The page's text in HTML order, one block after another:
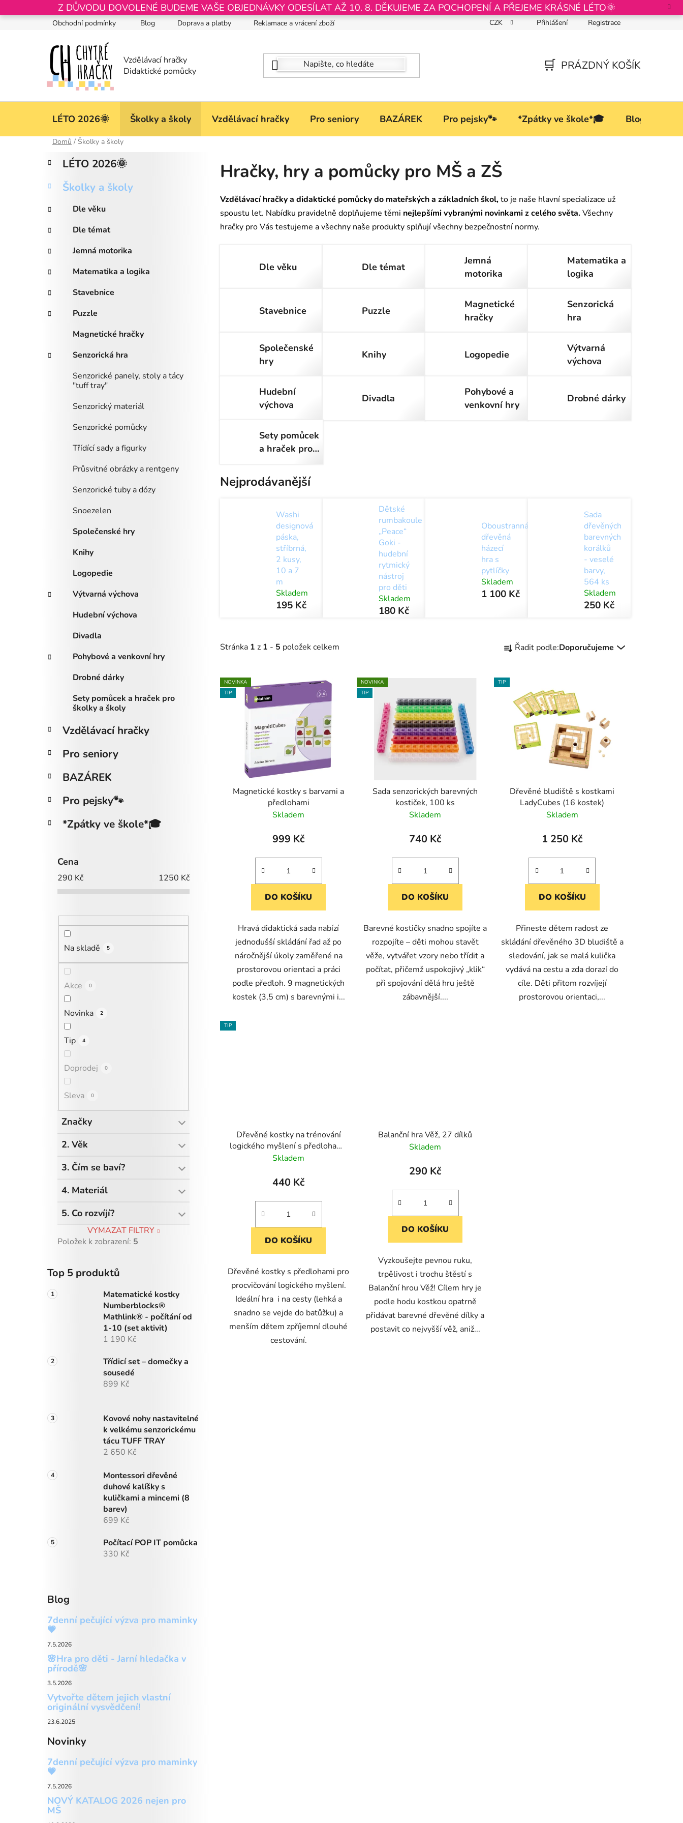
na
Z DŮVODU DOVOLENÉ BUDEME VAŠE OBJEDNÁVKY ODESÍLAT AŽ 10. 8. DĚKUJEME ZA POCHOPENÍ A PŘEJEME KRÁSNÉ LÉTO🌞
Obchodní podmínky Blog Doprava a platby Reklamace a vrácení zboží Podmínky ochrany osobních údajů
CZK Přihlášení Registrace
KOŠÍK
PRÁZDNÝ KOŠÍK
LÉTO 2026🌞 Školky a školy Vzdělávací hračky Pro seniory BAZÁREK Pro pejsky🐾 *Zpátky ve škole*🎓 Blog
Domů / Školky a školy
P
s
r
a
n
n
p
a
e
Přeskočit
kategorie
K
a
e
o
i
e
LÉTO 2026🌞
Školky a školy
Dle věku
Dle témat
Jemná motorika
Matematika a logika
Stavebnice
Puzzle
Magnetické hračky
Senzorická hra
Senzorické panely, stoly a tácy
"tuff tray"
Senzorický materiál
Senzorické pomůcky
Třídící sady a figurky
Průsvitné obrázky a rentgeny
Senzorické tuby a dózy
Snoezelen
Společenské hry
Knihy
Logopedie
Výtvarná výchova
Hudební výchova
Divadla
Pohybové a venkovní hry
Drobné dárky
Sety pomůcek a hraček pro
školky a školy
Vzdělávací hračky
Pro seniory
BAZÁREK
Pro pejsky🐾
*Zpátky ve škole*🎓
Cena
290 Kč 1250 Kč
Na skladě 5
Akce 0
Novinka 2
Tip 4
Doprodej 0
Sleva 0
Značky
2. Věk
3. Čím se baví?
4. Materiál
5. Co rozvíjí?
VYMAZAT FILTRY
Položek k zobrazení: 5
Top 5 produktů
Matematické kostky
Numberblocks®
Mathlink® - počítání od
1-10 (set aktivit)
1 190 Kč
Třídicí set – domečky a
sousedé
899 Kč
Kovové nohy nastavitelné
k velkému senzorickému
tácu TUFF TRAY
2 650 Kč
Montessori dřevěné
duhové kalíšky s
kuličkami a mincemi (8
barev)
699 Kč
Počítací POP IT pomůcka
330 Kč
Blog
7denní pečující výzva pro maminky
💗
7.5.2026
🌸Hra pro děti - Jarní hledačka v
přírodě🌸
3.5.2026
Vytvořte dětem jejich vlastní
originální vysvědčení!
23.6.2025
Novinky
7denní pečující výzva pro maminky
💗
7.5.2026
NOVÝ KATALOG 2026 nejen pro
MŠ
Hračky, hry a pomůcky pro MŠ a ZŠ
Vzdělávací hračky a didaktické pomůcky do mateřských a základních škol,to je naše hlavní specializace už
spoustu let. Nabídku pravidelně doplňujeme těmi nejlepšími vybranými novinkami z celého světa.Všechny
hračky pro Vás testujeme a všechny naše produkty splňují všechny bezpečnostní normy.
Dle věku Dle témat
Jemná
motorika
Matematika a
logika
Stavebnice Puzzle
Magnetické
hračky
Senzorická
hra
Společenské
hry
Knihy Logopedie
Výtvarná
výchova
Hudební
výchova
Divadla
Pohybové a
venkovní hry
Drobné dárky
Sety pomůcek
a hraček pro
Nejprodávanější
Washi
designová
páska,
stříbrná,
2 kusy,
10 a 7
m
Skladem
195 Kč
Dětské
rumbakoule
„Peace“
Goki -
hudební
rytmický
nástroj
pro děti
Skladem
180 Kč
Oboustranná
dřevěná
házecí
hra s
pytlíčky
Skladem
1 100 Kč
Sada
dřevěných
barevných
korálků
- veselé
barvy,
564 ks
Skladem
250 Kč
Stránka 1 z 1 - 5 položek celkem
a
e
n
Řadit podle:Doporučujeme
V
ý
NOVINKA
TIP
Magnetické kostky s barvami a
předlohami
Skladem
999 Kč
DO KOŠÍKU
Hravá didaktická sada nabízí
jednodušší skládání řad až po
náročnější úkoly zaměřené na
prostorovou orientaci a práci
podle předloh. 9 magnetických
kostek (3,5 cm) s barevnými i...
NOVINKA
TIP
Sada senzorických barevných
kostiček, 100 ks
Skladem
740 Kč
DO KOŠÍKU
Barevné kostičky snadno spojíte a
rozpojíte – děti mohou stavět
věže, vytvářet vzory nebo třídit a
počítat, přičemž uspokojivý „klik“
při spojování dělá hru ještě
zábavnější....
TIP
Dřevěné bludiště s kostkami
LadyCubes (16 kostek)
Skladem
1 250 Kč
DO KOŠÍKU
Přineste dětem radost ze
skládání dřevěného 3D bludiště a
sledování, jak se malá kulička
vydává na cestu a zda dorazí do
cíle. Děti přitom rozvíjejí
prostorovou orientaci,...
TIP
Dřevěné kostky na trénování
logického myšlení s předlohami,
9 kostek, 25 předloh
Skladem
440 Kč
DO KOŠÍKU
Dřevěné kostky s předlohami pro
procvičování logického myšlení.
Ideální hra i na cesty (lehká a
snadno se vejde do batůžku) a
menším dětem zpříjemní dlouhé
cestování.
Balanční hra Věž, 27 dílků
Skladem
290 Kč
DO KOŠÍKU
Vyzkoušejte pevnou ruku,
trpělivost i trochu štěstí s
Balanční hrou Věž! Cílem hry je
podle hodu kostkou opatrně
přidávat barevné dřevěné dílky a
postavit co nejvyšší věž, aniž...